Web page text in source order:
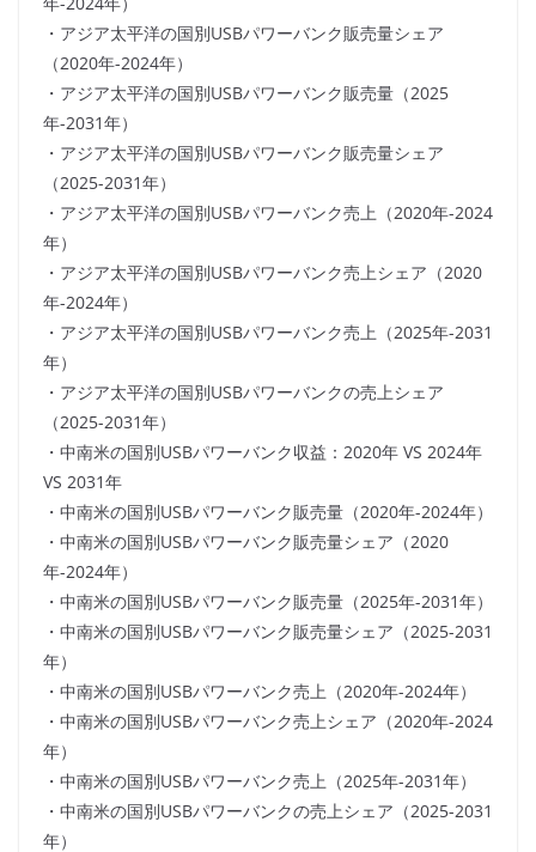
・アジア太平洋の国別USBパワーバンク販売量シェア
（2020年-2024年）
・アジア太平洋の国別USBパワーバンク販売量（2025
年-2031年）
・アジア太平洋の国別USBパワーバンク販売量シェア
（2025-2031年）
・アジア太平洋の国別USBパワーバンク売上（2020年-2024
年）
・アジア太平洋の国別USBパワーバンク売上シェア（2020
年-2024年）
・アジア太平洋の国別USBパワーバンク売上（2025年-2031
年）
・アジア太平洋の国別USBパワーバンクの売上シェア
（2025-2031年）
・中南米の国別USBパワーバンク収益：2020年 VS 2024年
VS 2031年
・中南米の国別USBパワーバンク販売量（2020年-2024年）
・中南米の国別USBパワーバンク販売量シェア（2020
年-2024年）
・中南米の国別USBパワーバンク販売量（2025年-2031年）
・中南米の国別USBパワーバンク販売量シェア（2025-2031
年）
・中南米の国別USBパワーバンク売上（2020年-2024年）
・中南米の国別USBパワーバンク売上シェア（2020年-2024
年）
・中南米の国別USBパワーバンク売上（2025年-2031年）
・中南米の国別USBパワーバンクの売上シェア（2025-2031
年）